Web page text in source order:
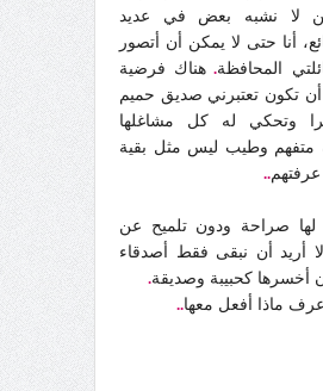
لا نشبه بعض في عديد
أنا حتى لا يمكن أن أتصور
المحافظة. هناك فرضية
أن تكون تعتبرني صديق حميم
وتحكي له كل مشاغلها
متفهم وطيب ليس مثل بقية
عرفتهم..
لها صراحة ودون تلميح عن
أريد أن نبقى فقط أصدقاء
أخسرها كحبيبة وصديقة.
أعرف ماذا أفعل معها..